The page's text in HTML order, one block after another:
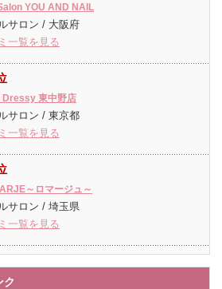
YOU AND NAIL
サロン / 大阪府
一覧を見る
Dressy 東中野店
サロン / 東京都
一覧を見る
～ロマージュ～
サロン / 埼玉県
一覧を見る
ク